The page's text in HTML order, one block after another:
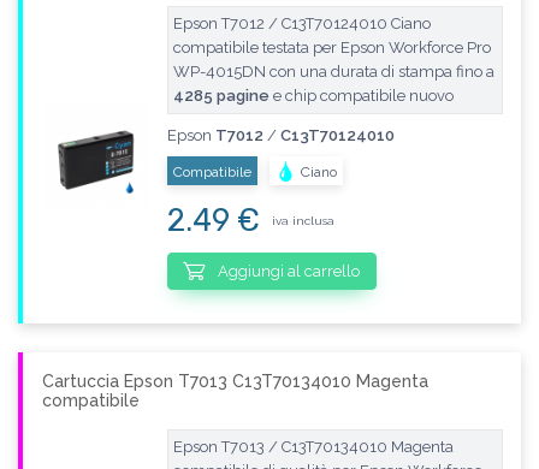
Epson T7012 / C13T70124010 Ciano
compatibile testata per Epson Workforce Pro
WP-4015DN con una durata di stampa fino a
4285 pagine e chip compatibile nuovo
Epson T7012/ C13T70124010
Compatibile Ciano
2.49 € iva inclusa
Aggiungi al carrello
Cartuccia Epson T7013 C13T70134010 Magenta
compatibile
Epson T7013 / C13T70134010 Magenta